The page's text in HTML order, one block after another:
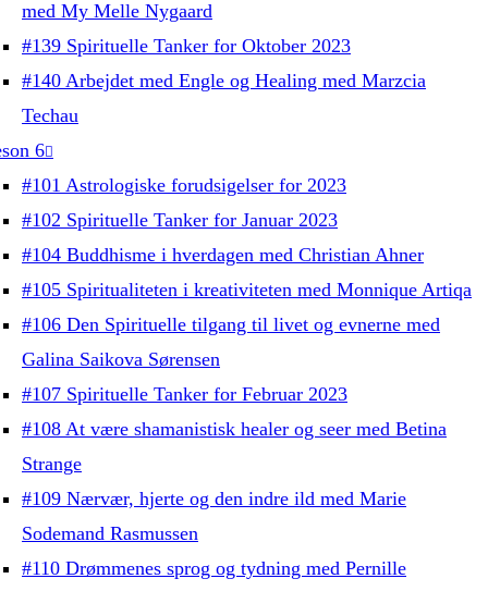
med My Melle Nygaard
#139 Spirituelle Tanker for Oktober 2023
#140 Arbejdet med Engle og Healing med Marzcia
Techau
6
#101 Astrologiske forudsigelser for 2023
#102 Spirituelle Tanker for Januar 2023
#104 Buddhisme i hverdagen med Christian Ahner
#105 Spiritualiteten i kreativiteten med Monnique Artiqa
#106 Den Spirituelle tilgang til livet og evnerne med
Galina Saikova Sørensen
#107 Spirituelle Tanker for Februar 2023
#108 At være shamanistisk healer og seer med Betina
Strange
#109 Nærvær, hjerte og den indre ild med Marie
Sodemand Rasmussen
#110 Drømmenes sprog og tydning med Pernille